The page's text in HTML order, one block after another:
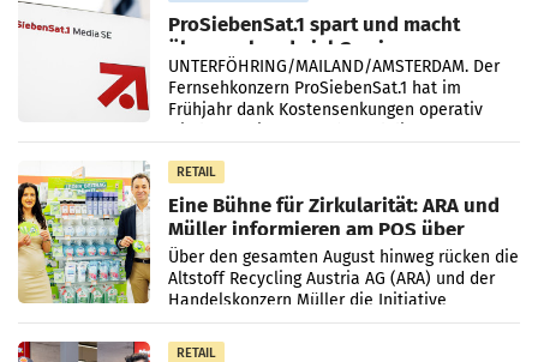
ProSiebenSat.1 spart und macht
überraschend viel Gewinn
UNTERFÖHRING/MAILAND/AMSTERDAM. Der
Fernsehkonzern ProSiebenSat.1 hat im
Frühjahr dank Kostensenkungen operativ
RETAIL
Eine Bühne für Zirkularität: ARA und
Müller informieren am POS über
Kreislauffähigkeit
Über den gesamten August hinweg rücken die
Altstoff Recycling Austria AG (ARA) und der
Handelskonzern Müller die Initiative
„Kreislauf-Helden“ in allen österreichischen
Müller-Filialen
RETAIL